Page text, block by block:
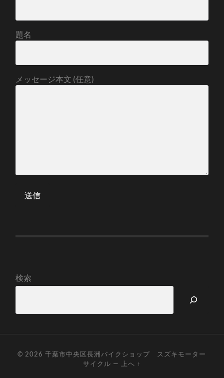
題名
メッセージ本文 (任意)
検索
© 2026千葉市中央区長洲バイクショップ スズキモーター
サイクル — 上へ ↑